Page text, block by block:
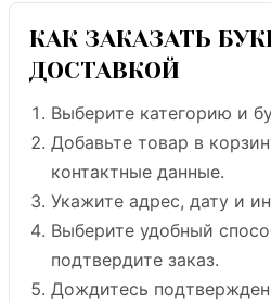
КАК ЗАКАЗАТЬ
ДОСТАВКОЙ
Выберите категорию и
Добавьте товар в
контактные данные.
Укажите адрес, дату и
Выберите удобный
подтвердите заказ.
Дождитесь